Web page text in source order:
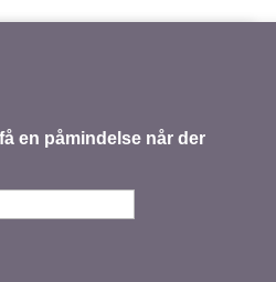
en påmindelse når der